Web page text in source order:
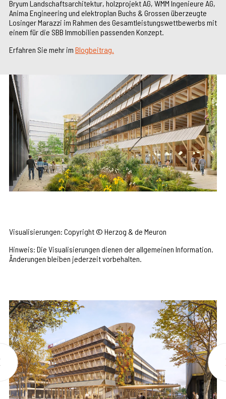
Bryum Landschaftsarchitektur, holzprojekt AG, WMM Ingenieure AG,
Anima Engineering und elektroplan Buchs & Grossen überzeugte
Losinger Marazzi im Rahmen des Gesamtleistungswettbewerbs mit
einem für die SBB Immobilien passenden Konzept.
Erfahren Sie mehr im Blogbeitrag.
Visualisierungen: Copyright © Herzog & de Meuron
Hinweis: Die Visualisierungen dienen der allgemeinen Information.
Änderungen bleiben jederzeit vorbehalten.